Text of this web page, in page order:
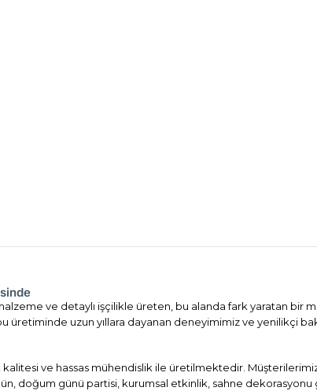
ve detaylı işçilikle üreten, bu alanda fark yaratan bir
üretiminde uzun yıllara dayanan deneyimimiz ve yenilikçi
ve hassas mühendislik ile üretilmektedir.
doğum günü partisi, kurumsal etkinlik, sahne